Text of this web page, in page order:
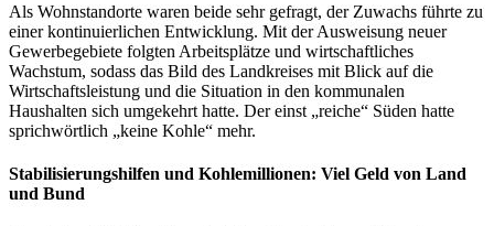
Als Wohnstandorte waren beide sehr gefragt, der Zuwachs führte zu
einer kontinuierlichen Entwicklung. Mit der Ausweisung neuer
Gewerbegebiete folgten Arbeitsplätze und wirtschaftliches
Wachstum, sodass das Bild des Landkreises mit Blick auf die
Wirtschaftsleistung und die Situation in den kommunalen
Haushalten sich umgekehrt hatte. Der einst „reiche“ Süden hatte
sprichwörtlich „keine Kohle“ mehr.
Stabilisierungshilfen und Kohlemillionen: Viel Geld von Land
und Bund